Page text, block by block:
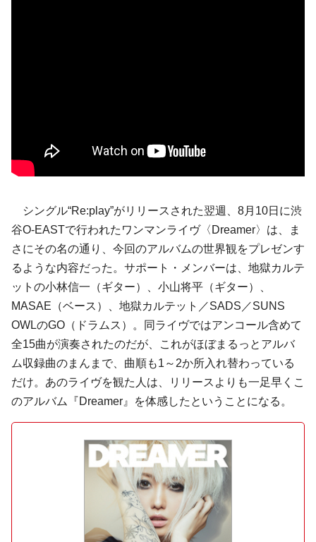
シングル“Re:play”がリリースされた翌週、8月10日に渋
谷O-EASTで行われたワンマンライヴ〈Dreamer〉は、ま
さにその名の通り、今回のアルバムの世界観をプレゼンす
るような内容だった。サポート・メンバーは、地獄カルテ
ットの小林信一（ギター）、小山将平（ギター）、
MASAE（ベース）、地獄カルテット／SADS／SUNS
OWLのGO（ドラムス）。同ライヴではアンコール含めて
全15曲が演奏されたのだが、これがほぼまるっとアルバ
ム収録曲のまんまで、曲順も1～2か所入れ替わっている
だけ。あのライヴを観た人は、リリースよりも一足早くこ
のアルバム『Dreamer』を体感したということになる。